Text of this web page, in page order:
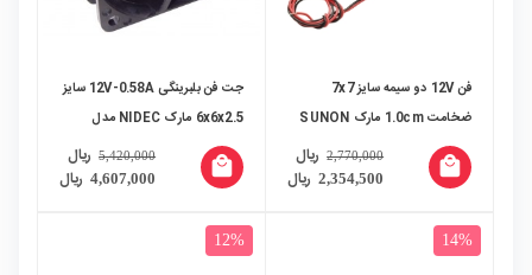
فن 12V دو سیمه سایز 7x7
ضخامت 1.0cm مارک SUNON
مدل MB70101V1
2,354,500 ریال
2,770,000 ریال local_mall
جت فن بلبرینگی 12V-0.58A سایز
6x6x2.5 مارک NIDEC مدل
TA225DC M34605-55
4,607,000 ریال
5,420,000 ریال local_mall
14%
12%